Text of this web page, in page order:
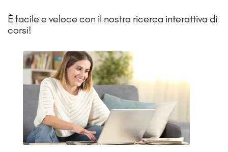
È facile e veloce con il nostra ricerca interattiva di
corsi!